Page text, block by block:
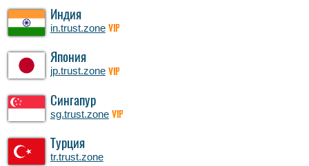
Индия
in.trust.zone VIP
Япония
jp.trust.zone VIP
Сингапур
sg.trust.zone VIP
Турция
tr.trust.zone